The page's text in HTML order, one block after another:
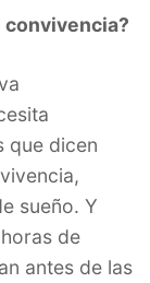
que dicen
sueño. Y
de
antes de las